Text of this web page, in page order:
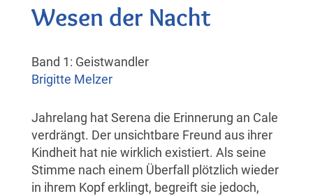
Wesen der Nacht
Band 1: Geistwandler
Brigitte Melzer
Jahrelang hat Serena die Erinnerung an Cale
verdrängt. Der unsichtbare Freund aus ihrer
Kindheit hat nie wirklich existiert. Als seine
Stimme nach einem Überfall plötzlich wieder
in ihrem Kopf erklingt, begreift sie jedoch,